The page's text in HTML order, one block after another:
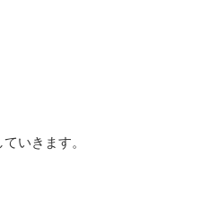
いきます。